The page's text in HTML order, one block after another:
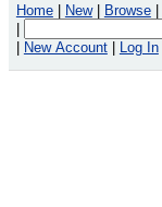
Home New Browse
New Account Log In